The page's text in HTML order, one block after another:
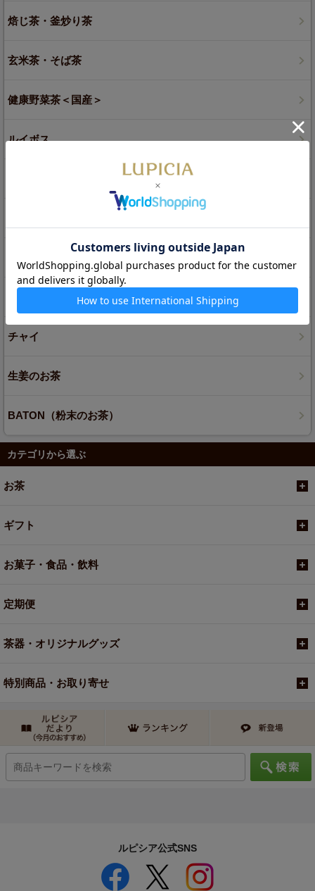
焙じ茶・釜炒り茶
玄米茶・そば茶
健康野菜茶＜国産＞
ルイボス
プーアル茶（黒茶）
チャイ
生姜のお茶
BATON（粉末のお茶）
カテゴリから選ぶ
お茶
ギフト
お菓子・食品・飲料
定期便
茶器・オリジナルグッズ
特別商品・お取り寄せ
ルピシア公式SNS